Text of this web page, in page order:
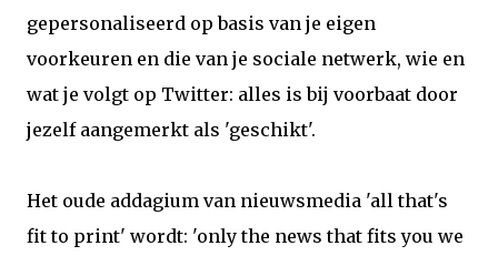
gepersonaliseerd op basis van je eigen
voorkeuren en die van je sociale netwerk, wie en
wat je volgt op Twitter: alles is bij voorbaat door
jezelf aangemerkt als 'geschikt'.
Het oude addagium van nieuwsmedia 'all that's
fit to print' wordt: 'only the news that fits you we